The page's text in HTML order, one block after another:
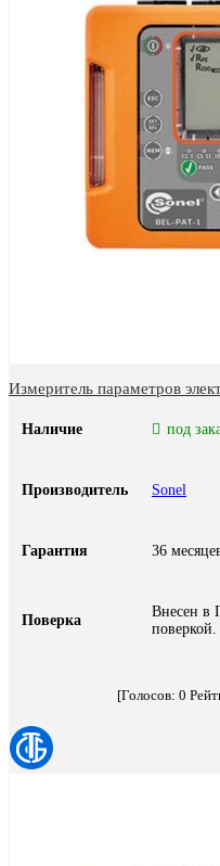
Измеритель параметров
Наличие под
Производитель Sonel
Гарантия 36
Поверка
Внесен в
поверкой.
[Голосов: 0